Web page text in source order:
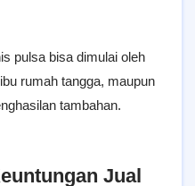
pulsa bisa dimulai oleh
rumah tangga, maupun
tambahan.
Jual